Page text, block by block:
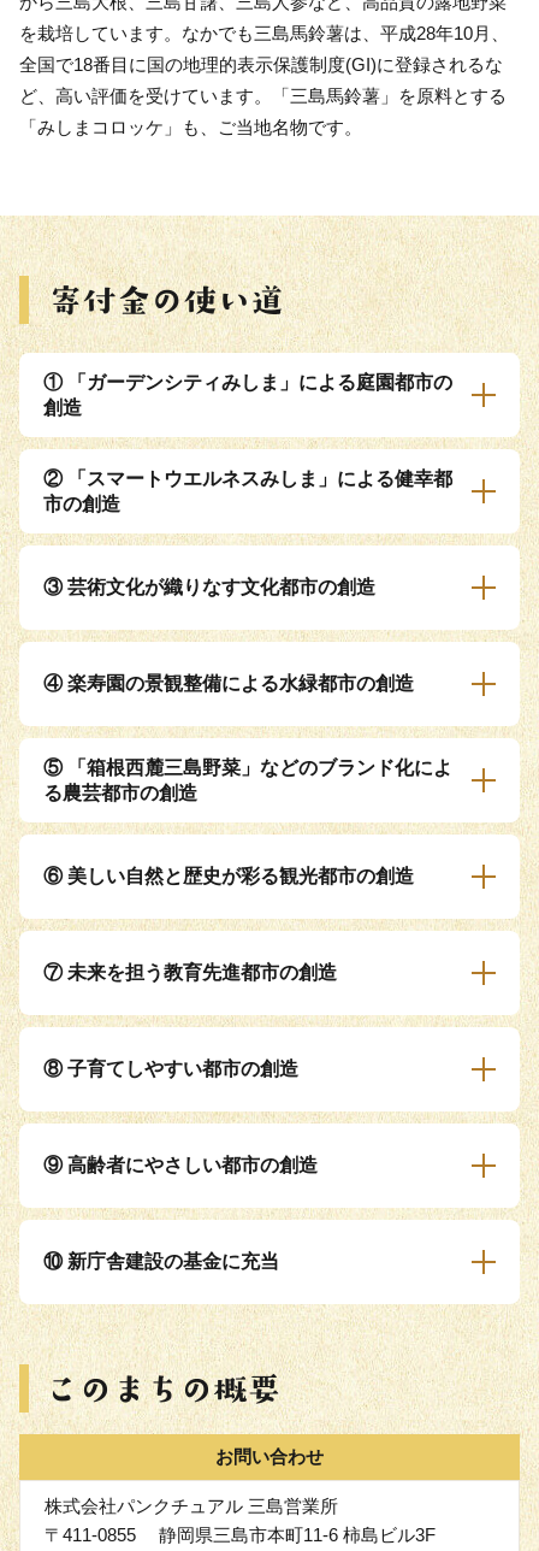
を栽培しています。なかでも三島馬鈴薯は、平成28年10月、
全国で18番目に国の地理的表示保護制度(GI)に登録されるな
ど、高い評価を受けています。「三島馬鈴薯」を原料とする
「みしまコロッケ」も、ご当地名物です。
① 「ガーデンシティみしま」による庭園都市の
創造
② 「スマートウエルネスみしま」による健幸都
市の創造
③ 芸術文化が織りなす文化都市の創造
④ 楽寿園の景観整備による水緑都市の創造
⑤ 「箱根西麓三島野菜」などのブランド化によ
る農芸都市の創造
⑥ 美しい自然と歴史が彩る観光都市の創造
⑦ 未来を担う教育先進都市の創造
⑧ 子育てしやすい都市の創造
⑨ 高齢者にやさしい都市の創造
⑩ 新庁舎建設の基金に充当
お問い合わせ
株式会社パンクチュアル 三島営業所
〒411-0855 静岡県三島市本町11-6 柿島ビル3F